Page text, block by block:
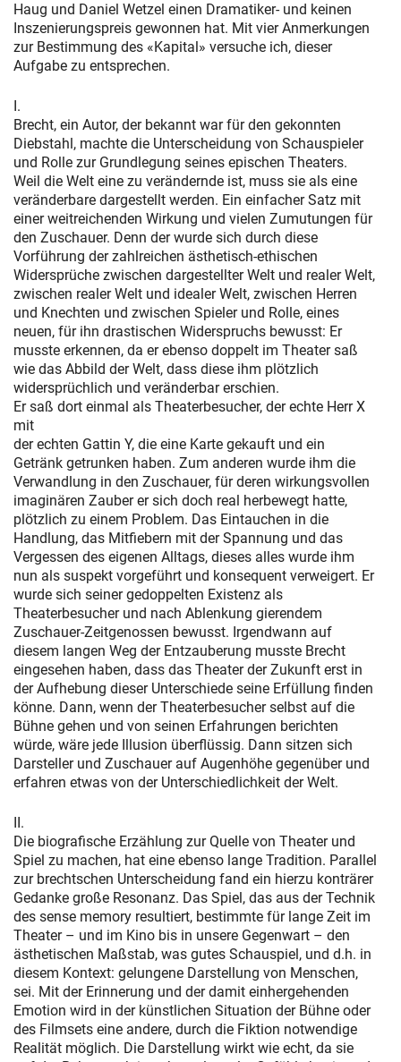
Haug und Daniel Wetzel einen Dramatiker- und keinen
Inszenierungspreis gewonnen hat. Mit vier Anmerkungen
zur Bestimmung des «Kapital» versuche ich, dieser
Aufgabe zu entsprechen.
I.
Brecht, ein Autor, der bekannt war für den gekonnten
Diebstahl, machte die Unterscheidung von Schauspieler
und Rolle zur Grundlegung seines epischen Theaters.
Weil die Welt eine zu verändernde ist, muss sie als eine
veränderbare dargestellt werden. Ein einfacher Satz mit
einer weitreichenden Wirkung und vielen Zumutungen für
den Zuschauer. Denn der wurde sich durch diese
Vorführung der zahlreichen ästhetisch-ethischen
Widersprüche zwischen dargestellter Welt und realer Welt,
zwischen realer Welt und idealer Welt, zwischen Herren
und Knechten und zwischen Spieler und Rolle, eines
neuen, für ihn drastischen Widerspruchs bewusst: Er
musste erkennen, da er ebenso doppelt im Theater saß
wie das Abbild der Welt, dass diese ihm plötzlich
widersprüchlich und veränderbar erschien.
Er saß dort einmal als Theaterbesucher, der echte Herr X
mit
der echten Gattin Y, die eine Karte gekauft und ein
Getränk getrunken haben. Zum anderen wurde ihm die
Verwandlung in den Zuschauer, für deren wirkungsvollen
imaginären Zauber er sich doch real herbewegt hatte,
plötzlich zu einem Problem. Das Eintauchen in die
Handlung, das Mitfiebern mit der Spannung und das
Vergessen des eigenen Alltags, dieses alles wurde ihm
nun als suspekt vorgeführt und konsequent verweigert. Er
wurde sich seiner gedoppelten Existenz als
Theaterbesucher und nach Ablenkung gierendem
Zuschauer-Zeitgenossen bewusst. Irgendwann auf
diesem langen Weg der Entzauberung musste Brecht
eingesehen haben, dass das Theater der Zukunft erst in
der Aufhebung dieser Unterschiede seine Erfüllung finden
könne. Dann, wenn der Theaterbesucher selbst auf die
Bühne gehen und von seinen Erfahrungen berichten
würde, wäre jede Illusion überflüssig. Dann sitzen sich
Darsteller und Zuschauer auf Augenhöhe gegenüber und
erfahren etwas von der Unterschiedlichkeit der Welt.
II.
Die biografische Erzählung zur Quelle von Theater und
Spiel zu machen, hat eine ebenso lange Tradition. Parallel
zur brechtschen Unterscheidung fand ein hierzu konträrer
Gedanke große Resonanz. Das Spiel, das aus der Technik
des sense memory resultiert, bestimmte für lange Zeit im
Theater – und im Kino bis in unsere Gegenwart – den
ästhetischen Maßstab, was gutes Schauspiel, und d.h. in
diesem Kontext: gelungene Darstellung von Menschen,
sei. Mit der Erinnerung und der damit einhergehenden
Emotion wird in der künstlichen Situation der Bühne oder
des Filmsets eine andere, durch die Fiktion notwendige
Realität möglich. Die Darstellung wirkt wie echt, da sie